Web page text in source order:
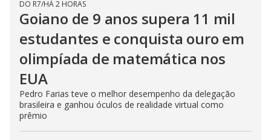
DO R7/HÁ 2 HORAS
Goiano de 9 anos supera 11 mil
estudantes e conquista ouro em
olimpíada de matemática nos
EUA
Pedro Farias teve o melhor desempenho da delegação
brasileira e ganhou óculos de realidade virtual como
prêmio